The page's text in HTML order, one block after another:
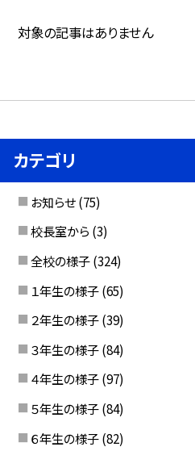
対象の記事はありません
カテゴリ
お知らせ (75)
校長室から (3)
全校の様子 (324)
１年生の様子 (65)
２年生の様子 (39)
３年生の様子 (84)
４年生の様子 (97)
５年生の様子 (84)
６年生の様子 (82)